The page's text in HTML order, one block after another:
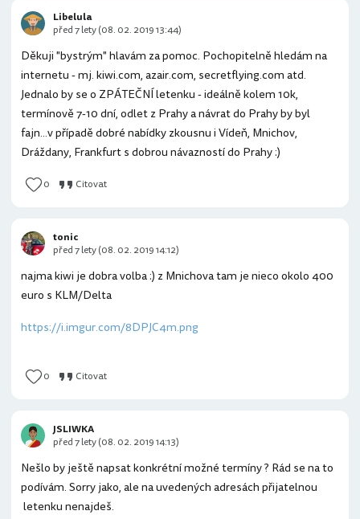
Děkuji "bystrým" hlavám za pomoc. Pochopitelně hledám na
internetu - mj. kiwi.com, azair.com, secretflying.com atd.
Jednalo by se o ZPÁTEČNÍ letenku - ideálně kolem 10k,
termínově 7-10 dní, odlet z Prahy a návrat do Prahy by byl
fajn...v případě dobré nabídky zkousnu i Vídeň, Mnichov,
Dráždany, Frankfurt s dobrou návazností do Prahy :)
0 Citovat
Libelula
před 7 lety (08. 02. 2019 13:44)
najma kiwi je dobra volba :) z Mnichova tam je nieco okolo 400
euro s KLM/Delta
https://i.imgur.com/8DPJC4m.png
0 Citovat
tonic
před 7 lety (08. 02. 2019 14:12)
Nešlo by ještě napsat konkrétní možné termíny ? Rád se na to
podívám. Sorry jako, ale na uvedených adresách přijatelnou
letenku nenajdeš.
JSLIWKA
před 7 lety (08. 02. 2019 14:13)